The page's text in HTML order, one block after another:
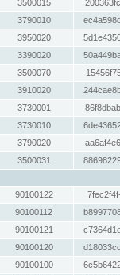
3500015
3790010
3950020
3390020
3500070
3910020
3730001
3730010
3790020
3500031
90100122
90100112
90100121
90100120
90100100